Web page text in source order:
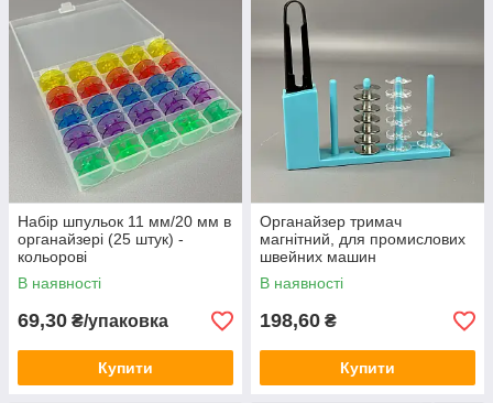
Набір шпульок 11 мм/20 мм в
органайзері (25 штук) -
кольорові
В наявності
69,30 ₴/упаковка
Купити
Органайзер тримач
магнітний, для промислових
швейних машин
В наявності
198,60 ₴
Купити